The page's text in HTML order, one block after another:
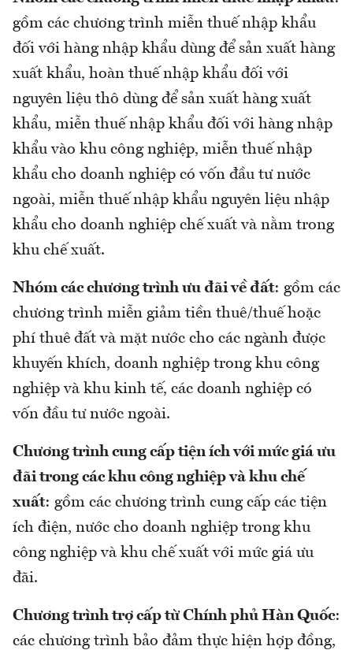
gồm các chương trình miễn thuế nhập khẩu
đối với hàng nhập khẩu dùng để sản xuất hàng
xuất khẩu, hoàn thuế nhập khẩu đối với
nguyên liệu thô dùng để sản xuất hàng xuất
khẩu, miễn thuế nhập khẩu đối với hàng nhập
khẩu vào khu công nghiệp, miễn thuế nhập
khẩu cho doanh nghiệp có vốn đầu tư nước
ngoài, miễn thuế nhập khẩu nguyên liệu nhập
khẩu cho doanh nghiệp chế xuất và nằm trong
khu chế xuất.
Nhóm các chương trình ưu đãi về đất: gồm các
chương trình miễn giảm tiền thuê/thuế hoặc
phí thuê đất và mặt nước cho các ngành được
khuyến khích, doanh nghiệp trong khu công
nghiệp và khu kinh tế, các doanh nghiệp có
vốn đầu tư nước ngoài.
Chương trình cung cấp tiện ích với mức giá ưu
đãi trong các khu công nghiệp và khu chế
xuất: gồm các chương trình cung cấp các tiện
ích điện, nước cho doanh nghiệp trong khu
công nghiệp và khu chế xuất với mức giá ưu
đãi.
Chương trình trợ cấp từ Chính phủ Hàn Quốc:
các chương trình bảo đảm thực hiện hợp đồng,